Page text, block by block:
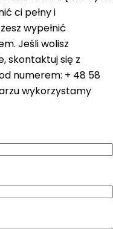
ci pełny i
wypełnić
Jeśli wolisz
skontaktuj się z
numerem: + 48 58
wykorzystamy